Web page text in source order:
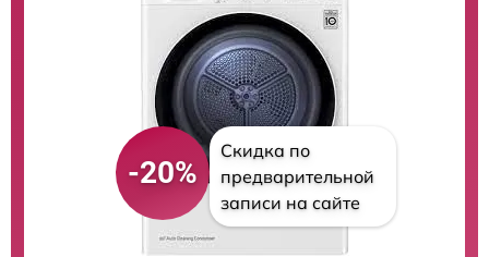
-20%
Скидка по
предварительной
записи на сайте